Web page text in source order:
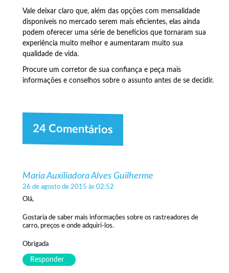
Vale deixar claro que, além das opções com mensalidade
disponíveis no mercado serem mais eficientes, elas ainda
podem oferecer uma série de benefícios que tornaram sua
experiência muito melhor e aumentaram muito sua
qualidade de vida.
Procure um corretor de sua confiança e peça mais
informações e conselhos sobre o assunto antes de se decidir.
24 Comentários
Maria Auxiliadora Alves Guilherme
26 de agosto de 2015 às 02:52
Olá,
Gostaria de saber mais informações sobre os rastreadores de
carro, preços e onde adquiri-los.
Obrigada
Responder